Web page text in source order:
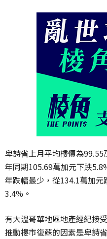
卑詩省上月平均樓價為
年同期105.69萬加元下跌
年跌幅最少，從134.1萬加
3.4%。
有大溫哥華地區地產經紀接
推動樓市復蘇的因素是卑詩